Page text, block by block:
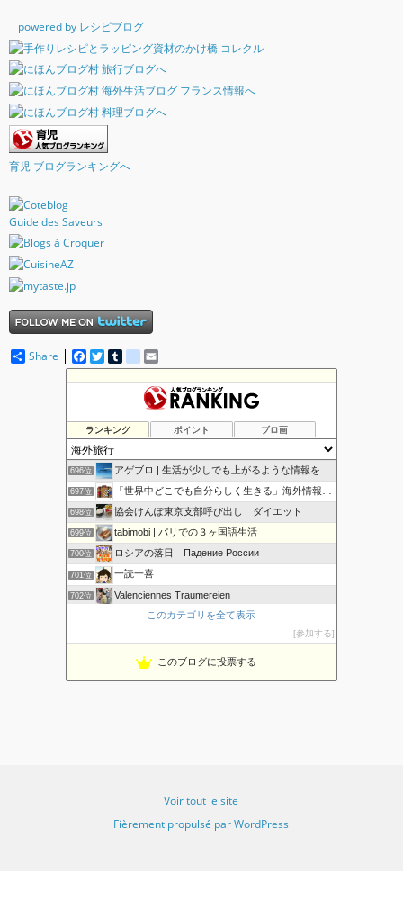
powered by レシピブログ
育児 ブログランキングへ
Guide des Saveurs
Share
F
a
c
o
o
k
T
w
i
e
r
T
u
m
r
d
e
l
o
u
s
m
a
i
l
ランキング ポイント ブロ画
The Resident Diaries
ハッピーリボンレイ日記 from ハワイ
694位 ColorfulDrop
695位
696位 アゲブロ | 生活が少しでも上がるような情報をお届け！
697位 「世界中どこでも自分らしく生きる」海外情報発信ブログ
698位 協会けんぽ東京支部呼び出し ダイエット
699位 tabimobi | パリでの３ヶ国語生活
700位 ロシアの落日 Падение России
701位 一読一喜
702位 Valenciennes Traumereien
Hello!! from Tokyo.
eatjoy24
706位
このカテゴリを全て表示
参加する
このブログに投票する
Voir tout le site
Fièrement propulsé par WordPress